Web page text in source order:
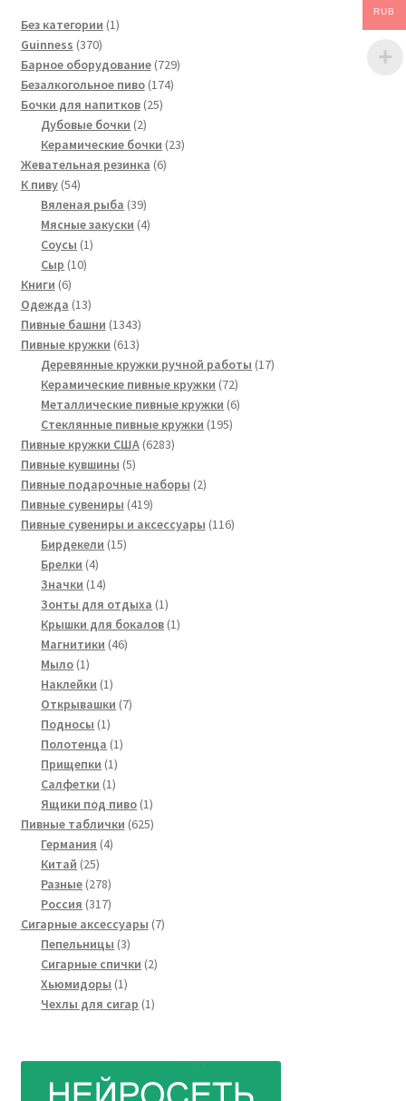
Без категории 11
Guinness 370370
товаров
Барное оборудование 729729
Безалкогольное пиво 174174
Бочки для напитков 2525
Дубовые бочки 22
товара
Керамические бочки 2323
Жевательная резинка 66
К пиву 5454
товара
Вяленая рыба 3939
товаров
Мясные закуски 44
Соусы 11
Сыр 1010
Книги 66
товаров
Одежда 1313
товаров
Пивные башни 13431343
товара
Пивные кружки 613613
товаров
Деревянные кружки ручной работы 1717
Керамические пивные кружки 7272
товара
Металлические пивные кружки 66
Стеклянные пивные кружки 195195
Пивные кружки США 62836283
Пивные кувшины 55
товаров
Пивные подарочные наборы 22
Пивные сувениры 419419
товаров
Пивные сувениры и аксессуары 116116
Бирдекели 1515
Брелки 44
товара
Значки 1414
товаров
Зонты для отдыха 11
товар
Крышки для бокалов 11
Магнитики 4646
Мыло 11
товар
Наклейки 11
товар
Открывашки 77
Подносы 11
товар
Полотенца 11
Прищепки 11
товар
Салфетки 11
товар
Ящики под пиво 11
товар
Пивные таблички 625625
Германия 44
Китай 2525
товаров
Разные 278278
товаров
Россия 317317
товаров
Сигарные аксессуары 77
Пепельницы 33
товара
Сигарные спички 22
Хьюмидоры 11
товар
Чехлы для сигар 11
RUB